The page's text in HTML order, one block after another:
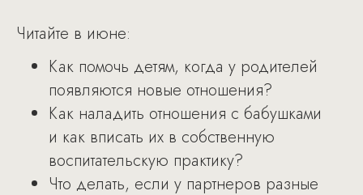
Читайте в июне:
Как помочь детям, когда у родителей
появляются новые отношения?
Как наладить отношения с бабушками
и как вписать их в собственную
воспитательскую практику?
Что делать, если у партнеров разные